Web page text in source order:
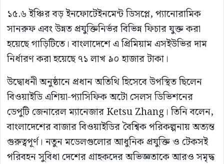
১৫.৬ ইঞ্চির বড় ইনফোটেইনমেন্ট ডিসপ্লে, প্যানোরামিক
সানরুফ এবং উন্নত প্রযুক্তিনির্ভর বিভিন্ন ফিচার যুক্ত করা
হয়েছে গাড়িটিতে। বাংলাদেশে এ প্রিমিয়াম এসইউভির দাম
নির্ধারণ করা হয়েছে ৭১ লাখ ৯০ হাজার টাকা।
উদ্বোধনী অনুষ্ঠানে প্রধান অতিথি হিসেবে উপস্থিত ছিলেন
বিওয়াইডি এশিয়া-প্যাসিফিক অটো সেলস ডিভিশনের
ডেপুটি জেনারেল ম্যানেজারKetsu Zhang। তিনি বলেন,
বাংলাদেশের বাজার বিওয়াইডির বৈশ্বিক পরিকল্পনায় অত্যন্ত
গুরুত্বপূর্ণ। নতুন মডেলগুলোর আধুনিক প্রযুক্তি ও টেকসই
পরিবহন সুবিধা দেশের গ্রাহকদের অভিজ্ঞতাকে আরও সমৃদ্ধ